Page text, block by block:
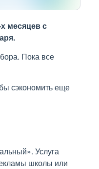
месяцев с
Пока все
сэкономить еще
Услуга
школы или